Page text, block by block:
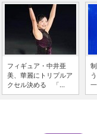
フィギュア・中井亜
美、華麗にトリプルア
クセル決める 「...